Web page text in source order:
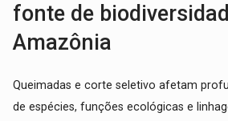
fonte de
Amazônia
Queimadas e corte seletivo afetam
de espécies, funções ecológicas e